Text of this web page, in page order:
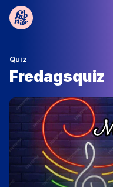
Quiz
Fredagsquiz